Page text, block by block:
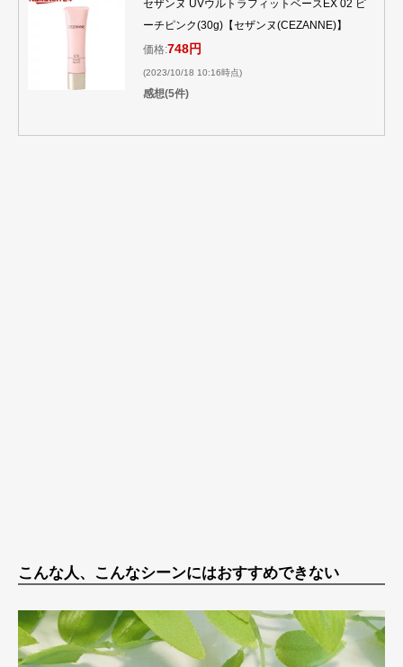
セザンヌ UVウルトラフィットベースEX 02 ピ
ーチピンク(30g)【セザンヌ(CEZANNE)】
価格:748円
(2023/10/18 10:16時点)
感想(5件)
こんな人、こんなシーンにはおすすめできない